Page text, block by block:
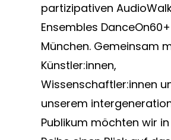
partizipativen
Ensembles
München. Gemeinsam
Künstler:innen,
Wissenschaftler:innen
unserem
Publikum möchten wir